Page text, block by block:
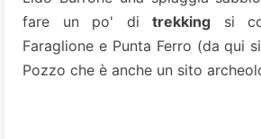
fare un po' ditrekking si
Faraglione e Punta Ferro (da qui
Pozzo che è anche un sito